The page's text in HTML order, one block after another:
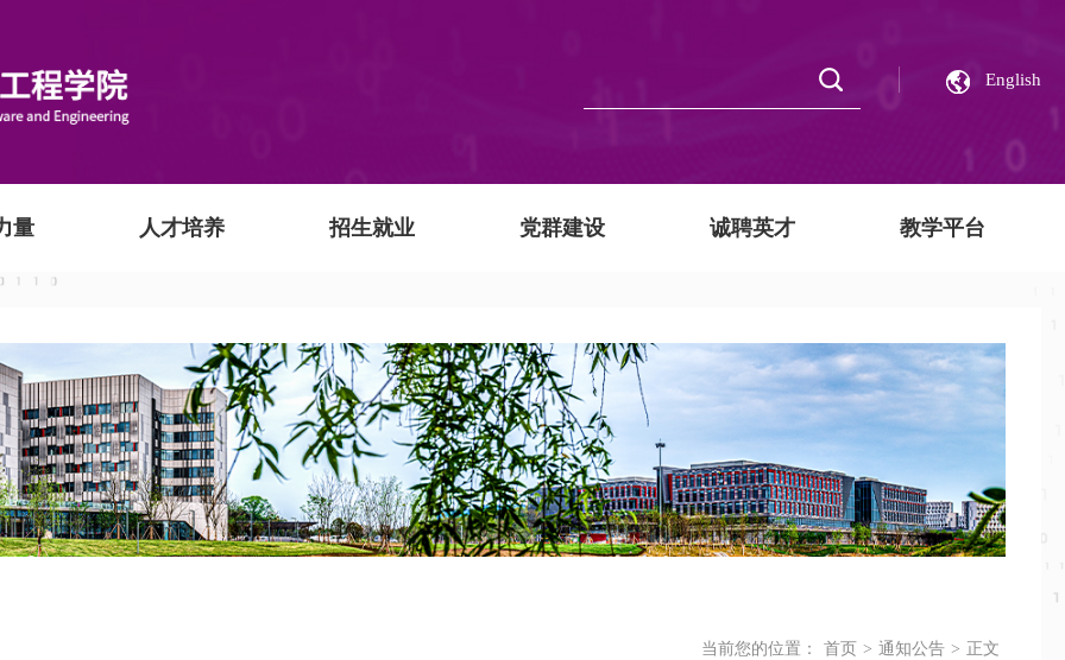
English
量 人才培养 招生就业 党群建设 诚聘英才 教学平台
当前您的位置： 首页 > 通知公告 > 正文